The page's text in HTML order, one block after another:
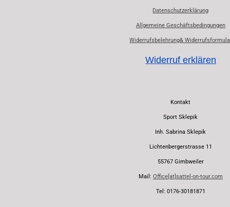
Datenschutzerklärung
Allgemeine Geschäftsbedingungen
Widerrufsbelehrung&
Widerruf erklären
Kontakt
Sport Sklepik
Inh. Sabrina Sklepik
Lichtenbergerstrasse 11
55767 Gimbweiler
Mail: Office[at]sattel-on-tour.com
Tel: 0176-30181871